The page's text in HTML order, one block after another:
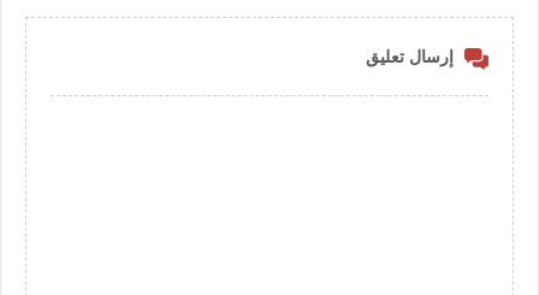
إرسال تعليق